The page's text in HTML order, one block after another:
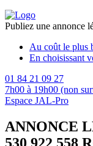
Publiez une annonce
Au coût le plus
En choisissant
01 84 21 09 27
7h00 à 19h00 (non
Espace JAL-Pro
ANNONCE